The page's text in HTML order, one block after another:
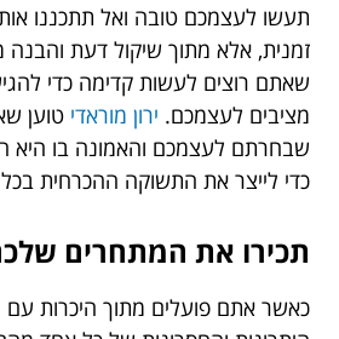
תעשו לעצמכם טובה ואל תתכננו
זמנית, אלא מתוך שיקול דעת
שאתם רוצים לעשות קדימה כדי
מציבים לעצמכם. ירון מוראדי טוען
שבחרתם לעצמכם והאמונה בו היא
כדי לייצר את התשוקה ההכרחית
תכירו את המתחרים
כאשר אתם פועלים מתוך היכרות